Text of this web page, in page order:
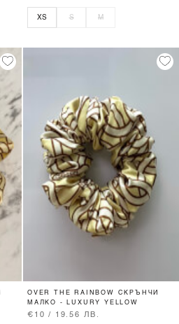
XS S M
OVER THE RAINBOW СКРЪНЧИ
МАЛКО - LUXURY YELLOW
€10 / 19.56 ЛВ.